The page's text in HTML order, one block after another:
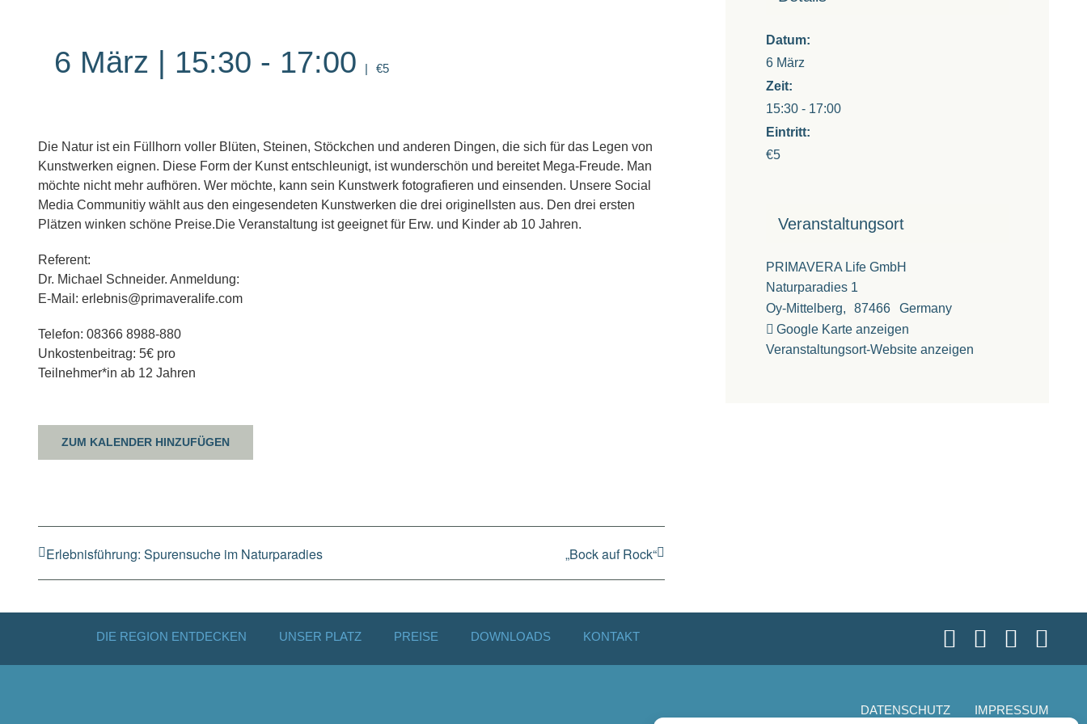
6 März | 15:30 - 17:00 | €5
Die Natur ist ein Füllhorn voller Blüten, Steinen, Stöckchen und anderen Dingen, die sich für das Legen von
Kunstwerken eignen. Diese Form der Kunst entschleunigt, ist wunderschön und bereitet Mega-Freude. Man
möchte nicht mehr aufhören. Wer möchte, kann sein Kunstwerk fotografieren und einsenden. Unsere Social
Media Communitiy wählt aus den eingesendeten Kunstwerken die drei originellsten aus. Den drei ersten
Plätzen winken schöne Preise.Die Veranstaltung ist geeignet für Erw. und Kinder ab 10 Jahren.
Referent:
Dr. Michael Schneider. Anmeldung:
E-Mail: erlebnis@primaveralife.com
Telefon: 08366 8988-880
Unkostenbeitrag: 5€ pro
Teilnehmer*in ab 12 Jahren
ZUM KALENDER HINZUFÜGEN
Erlebnisführung: Spurensuche im Naturparadies „Bock auf Rock“
Datum:
6 März
Zeit:
15:30 - 17:00
Eintritt:
€5
Veranstaltungsort
PRIMAVERA Life GmbH
Naturparadies 1
Oy-Mittelberg, 87466
Germany
Google Karte anzeigen
Veranstaltungsort-Website anzeigen
DIE REGION ENTDECKEN UNSER PLATZ PREISE DOWNLOADS KONTAKT
DATENSCHUTZ IMPRESSUM